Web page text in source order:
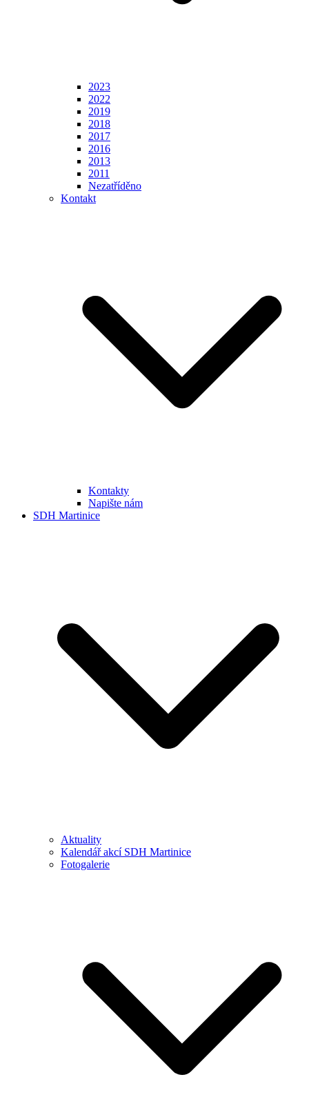
2023
2022
2019
2018
2017
2016
2013
2011
Nezatříděno
Kontakt
Kontakty
Napište nám
SDH Martinice
Aktuality
Kalendář akcí SDH Martinice
Fotogalerie